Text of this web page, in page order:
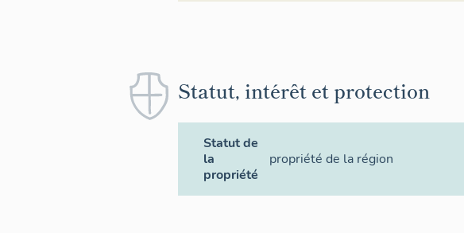
Statut, intérêt et protection
Statut de
la
propriété
propriété de la région